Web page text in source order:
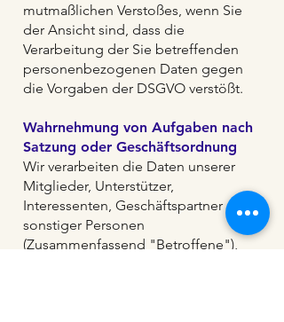
mutmaßlichen Verstoßes, wenn Sie
der Ansicht sind, dass die
Verarbeitung der Sie betreffenden
personenbezogenen Daten gegen
die Vorgaben der DSGVO verstößt.
Wahrnehmung von Aufgaben nach
Satzung oder Geschäftsordnung
Wir verarbeiten die Daten unserer
Mitglieder, Unterstützer,
Interessenten, Geschäftspartner oder
sonstiger Personen
(Zusammenfassend "Betroffene"),